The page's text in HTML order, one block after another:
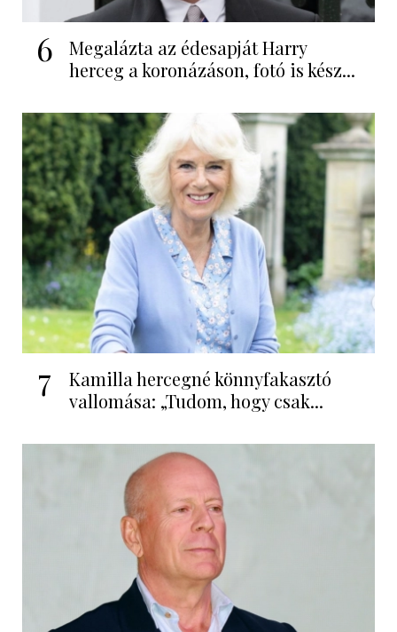
6
Megalázta az édesapját Harry
herceg a koronázáson, fotó is kész...
7
Kamilla hercegné könnyfakasztó
vallomása: „Tudom, hogy csak...